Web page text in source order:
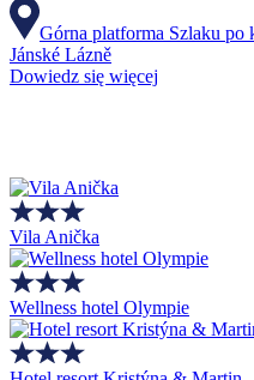
Górna platforma Szlaku po
Jánské Lázně
Dowiedz się więcej
Vila Anička
Wellness hotel Olympie